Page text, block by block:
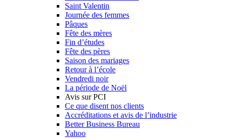
Saint Valentin
Journée des femmes
Pâques
Fête des mères
Fin d’études
Fête des pères
Saison des mariages
Retour à l’école
Vendredi noir
La période de Noël
Avis sur PCI
Ce que disent nos clients
Accréditations et avis de l’industrie
Better Business Bureau
Yahoo